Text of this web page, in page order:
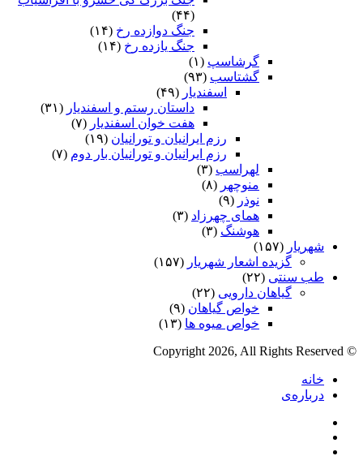
(۴۴)
جنگ دوازده رخ (۱۴)
جنگ یازده رخ (۱۴)
گرشاسپ (۱)
گشتاسب (۹۳)
اسفندیار (۴۹)
داستان رستم و اسفندیار (۳۱)
هفت خوان اسفندیار (۷)
رزم ایرانیان و تورانیان (۱۹)
رزم ایرانیان و تورانیان بار دوم (۷)
لهراسب (۳)
منوچهر (۸)
نوذر (۹)
هماى چهرزاد (۳)
هوشنگ (۳)
شهریار (۱۵۷)
گزیده اشعار شهریار (۱۵۷)
طب سنتی (۲۲)
گیاهان دارویی (۲۲)
خواص گیاهان (۹)
خواص میوه ها (۱۳)
© Copyright 2026, All Rights Reserved
خانه
درباره‌ی